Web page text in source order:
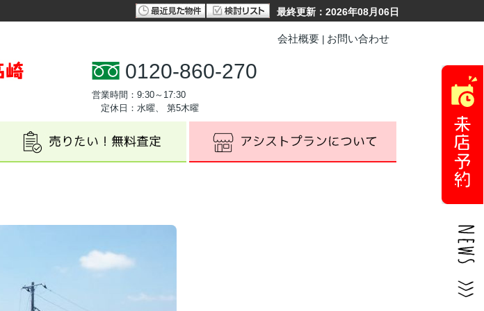
最終更新：2026年08月06日
会社概要 お問い合わせ
0120-860-270
営業時間：9:30～17:30
定休日：水曜、 第5木曜